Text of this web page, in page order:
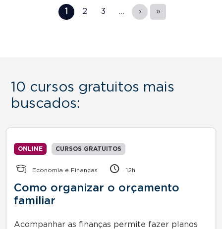
1 2 3 … › »
10 cursos gratuitos mais
buscados:
ONLINE CURSOS GRATUITOS
Economia e Finanças 12h
Como organizar o orçamento
familiar
Acompanhar as finanças permite fazer planos